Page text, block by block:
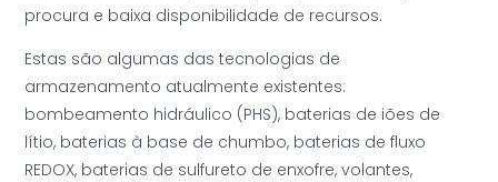
procura e baixa disponibilidade de recursos.
Estas são algumas das tecnologias de
armazenamento atualmente existentes:
bombeamento hidráulico (PHS), baterias de iões de
lítio, baterias à base de chumbo, baterias de fluxo
REDOX, baterias de sulfureto de enxofre, volantes,